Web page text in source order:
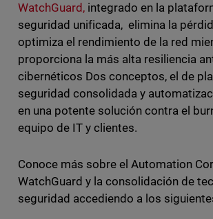
WatchGuard,integrado en la
seguridad unificada, elimina la
optimiza el rendimiento de la red
proporciona la más alta resiliencia
cibernéticos Dos conceptos, el de
seguridad consolidada y
en una potente solución contra el
equipo de IT y clientes.
Conoce más sobre el Automation
WatchGuard y la consolidación de
seguridad accediendo a los